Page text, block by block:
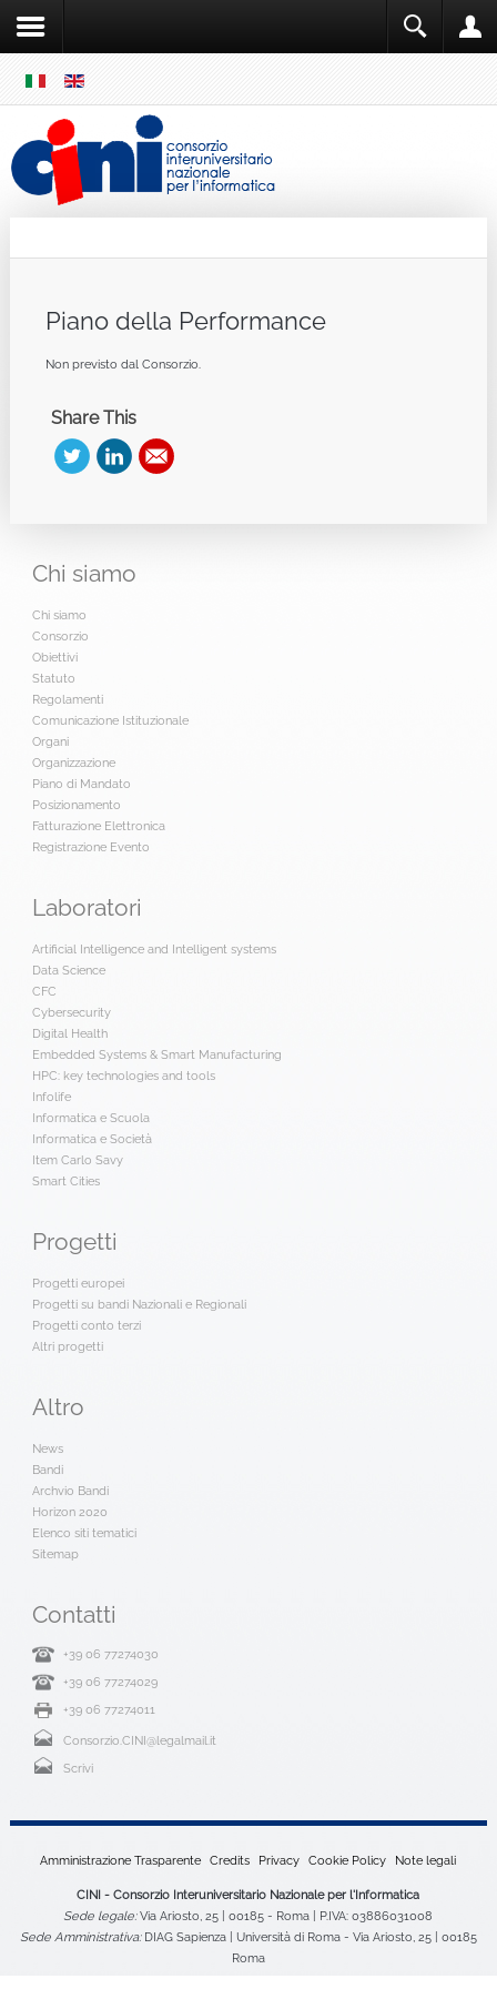
MENU
Piano della Performance
Non previsto dal Consorzio.
Share This
Chi siamo
Chi siamo
Consorzio
Obiettivi
Statuto
Regolamenti
Comunicazione Istituzionale
Organi
Organizzazione
Piano di Mandato
Posizionamento
Fatturazione Elettronica
Registrazione Evento
Laboratori
Artificial Intelligence and Intelligent systems
Data Science
CFC
Cybersecurity
Digital Health
Embedded Systems & Smart Manufacturing
HPC: key technologies and tools
Infolife
Informatica e Scuola
Informatica e Società
Item Carlo Savy
Smart Cities
Progetti
Progetti europei
Progetti su bandi Nazionali e Regionali
Progetti conto terzi
Altri progetti
Altro
News
Bandi
Archvio Bandi
Horizon 2020
Elenco siti tematici
Sitemap
Contatti
+39 06 77274030
+39 06 77274029
+39 06 77274011
Consorzio.CINI@legalmail.it
Scrivi
Amministrazione Trasparente Credits Privacy Cookie Policy Note legali
CINI - Consorzio Interuniversitario Nazionale per l'Informatica
Sede legale:Via Ariosto, 25 | 00185 - Roma | P.IVA: 03886031008
Sede Amministrativa:DIAG Sapienza | Università di Roma - Via Ariosto, 25 | 00185
Roma